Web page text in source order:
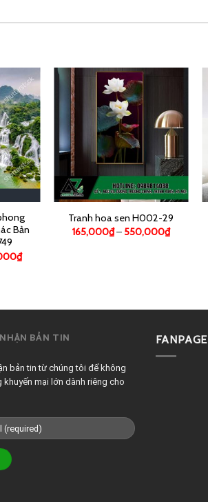
Bản
₫
Tranh hoa sen H002-29
165,000₫– 550,000₫
BẢN TIN
bản tin từ chúng tôi để không
khuyến mại lớn dành riêng cho
FANPAGE